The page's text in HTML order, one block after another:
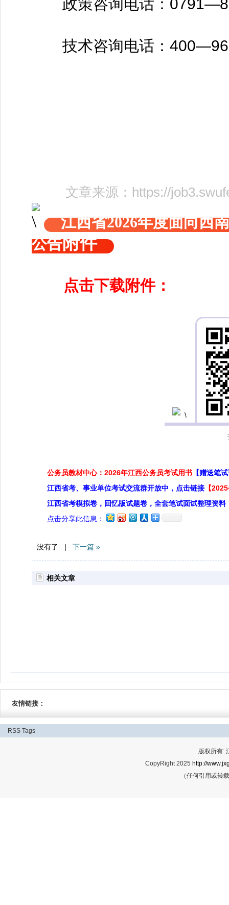
政策咨询电话：
技术咨询电话：
文章来源： https://
江西省2026年度面向西
公告附件
点击下载附件：
公务员教材中心：2026年江西公务员考试用书 【赠送笔
江西省考、事业单位考试交流群开放中，点击链接 【
江西省考模拟卷，回忆版试题卷，全套笔试面试整理资料
点击分享此信息：
没有了 | 下一篇 »
相关文章
友情链接：
RSS Tags
版权所有:
CopyRight 2025 http://
（任何引用或转